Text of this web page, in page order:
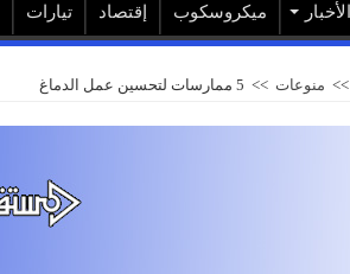
الأخبار ميكروسكوب إقتصاد تيارات
>> منوعات >> 5 ممارسات لتحسين عمل الدماغ